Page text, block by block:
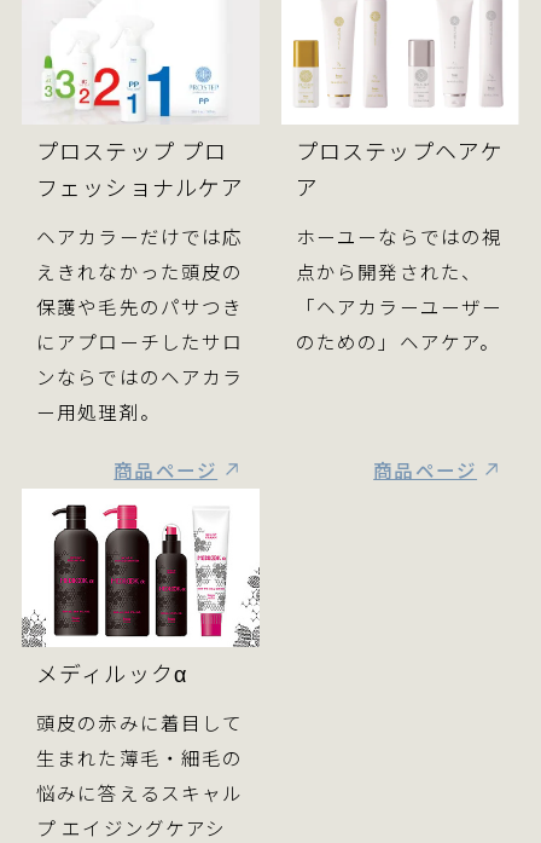
プロステップ プロ
フェッショナルケア
ヘアカラーだけでは応
えきれなかった頭皮の
保護や毛先のパサつき
にアプローチしたサロ
ンならではのヘアカラ
ー用処理剤。
商品ページ
プロステップヘアケ
ア
ホーユーならではの視
点から開発された、
「ヘアカラーユーザー
のための」ヘアケア。
商品ページ
メディルックα
頭皮の赤みに着目して
生まれた薄毛・細毛の
悩みに答えるスキャル
プ エイジングケアシ